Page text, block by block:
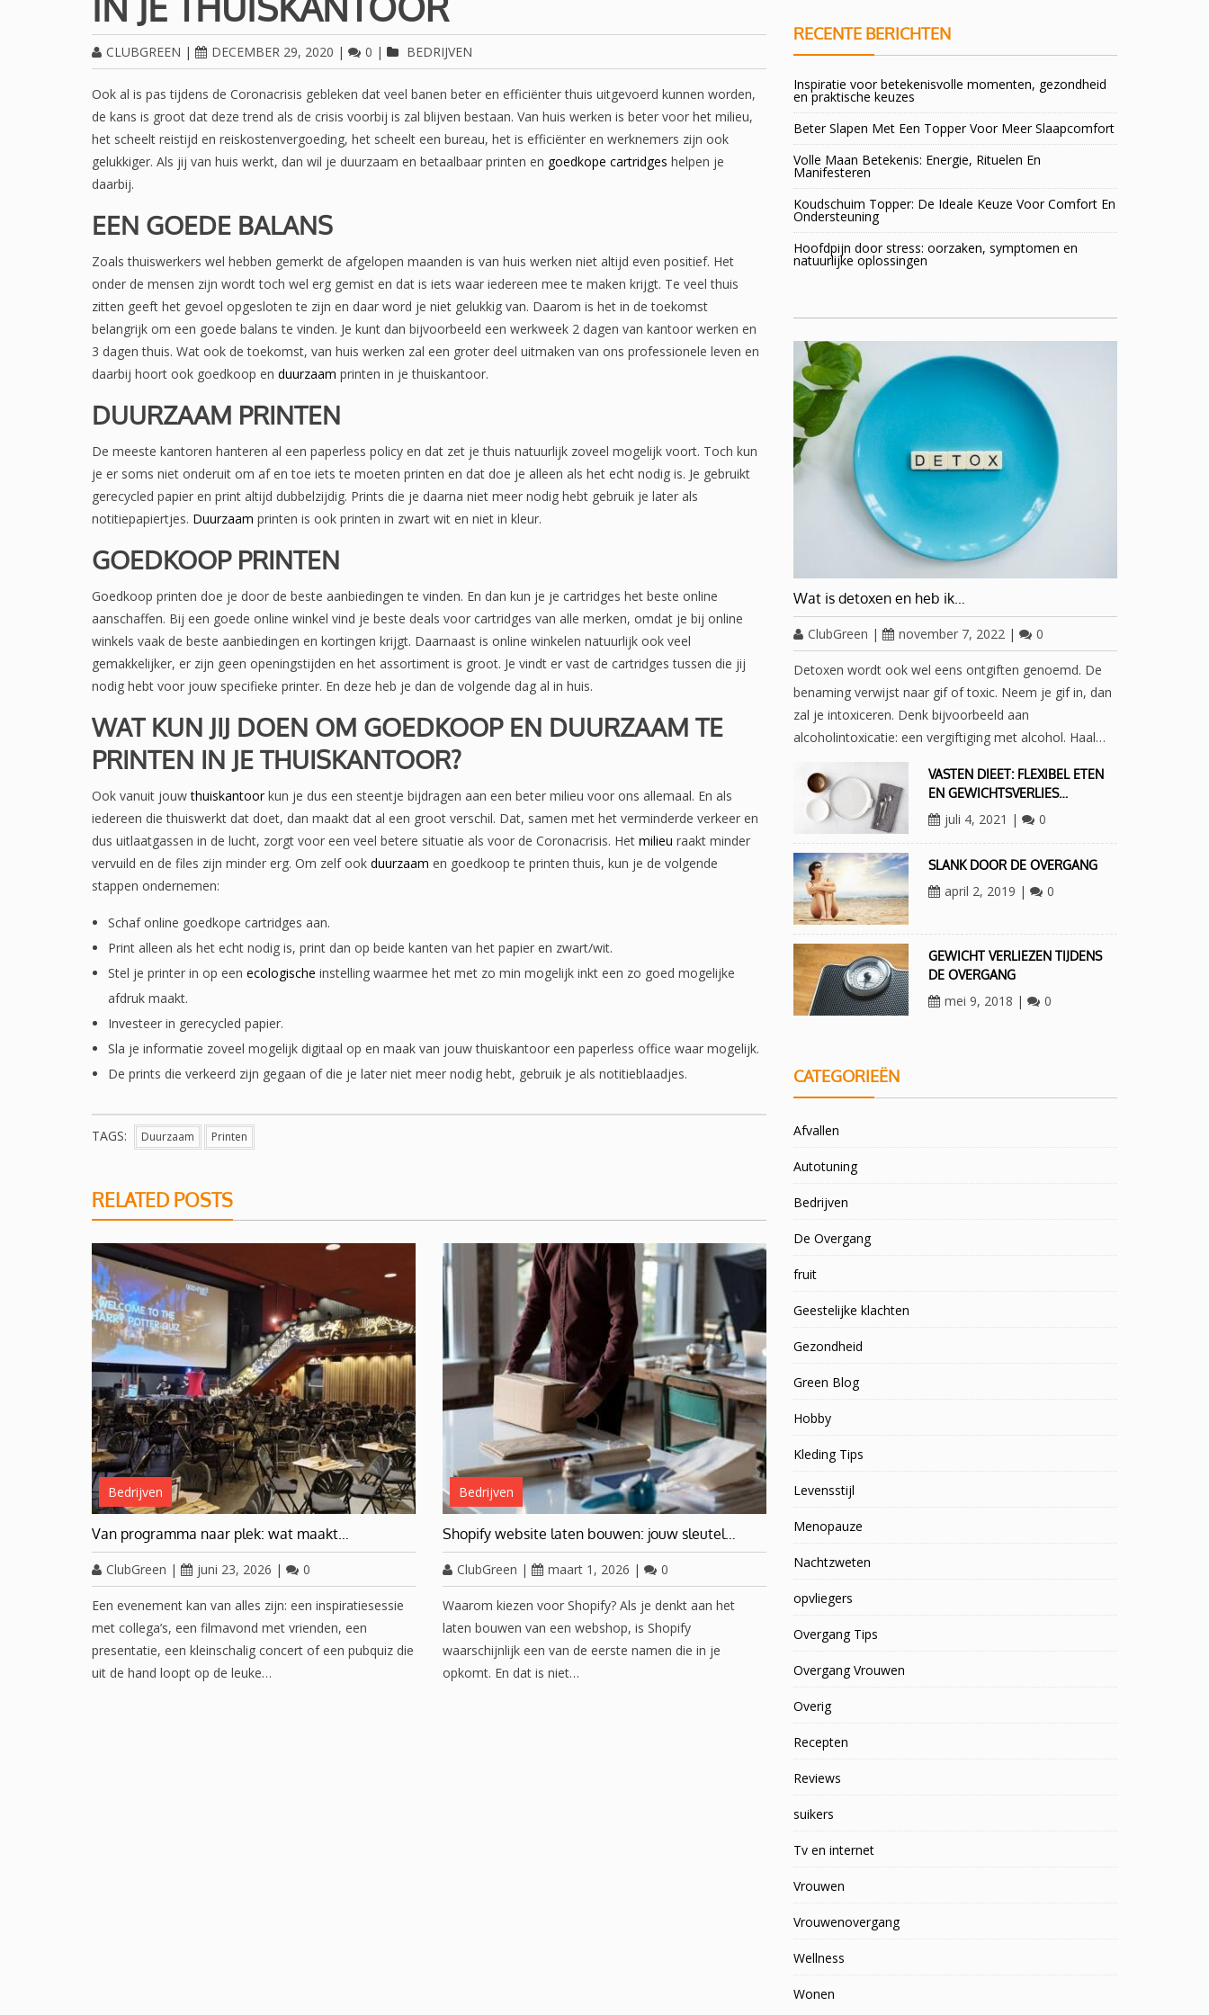
CLUBGREEN | DECEMBER 29, 2020 | 0 | BEDRIJVEN
Ook al is pas tijdens de Coronacrisis gebleken dat veel banen beter en efficiënter thuis uitgevoerd kunnen worden,
de kans is groot dat deze trend als de crisis voorbij is zal blijven bestaan. Van huis werken is beter voor het milieu,
het scheelt reistijd en reiskostenvergoeding, het scheelt een bureau, het is efficiënter en werknemers zijn ook
gelukkiger. Als jij van huis werkt, dan wil je duurzaam en betaalbaar printen en goedkope cartridges helpen je
daarbij.
EEN GOEDE BALANS
Zoals thuiswerkers wel hebben gemerkt de afgelopen maanden is van huis werken niet altijd even positief. Het
onder de mensen zijn wordt toch wel erg gemist en dat is iets waar iedereen mee te maken krijgt. Te veel thuis
zitten geeft het gevoel opgesloten te zijn en daar word je niet gelukkig van. Daarom is het in de toekomst
belangrijk om een goede balans te vinden. Je kunt dan bijvoorbeeld een werkweek 2 dagen van kantoor werken en
3 dagen thuis. Wat ook de toekomst, van huis werken zal een groter deel uitmaken van ons professionele leven en
daarbij hoort ook goedkoop en duurzaam printen in je thuiskantoor.
DUURZAAM PRINTEN
De meeste kantoren hanteren al een paperless policy en dat zet je thuis natuurlijk zoveel mogelijk voort. Toch kun
je er soms niet onderuit om af en toe iets te moeten printen en dat doe je alleen als het echt nodig is. Je gebruikt
gerecycled papier en print altijd dubbelzijdig. Prints die je daarna niet meer nodig hebt gebruik je later als
notitiepapiertjes. Duurzaam printen is ook printen in zwart wit en niet in kleur.
GOEDKOOP PRINTEN
Goedkoop printen doe je door de beste aanbiedingen te vinden. En dan kun je je cartridges het beste online
aanschaffen. Bij een goede online winkel vind je beste deals voor cartridges van alle merken, omdat je bij online
winkels vaak de beste aanbiedingen en kortingen krijgt. Daarnaast is online winkelen natuurlijk ook veel
gemakkelijker, er zijn geen openingstijden en het assortiment is groot. Je vindt er vast de cartridges tussen die jij
nodig hebt voor jouw specifieke printer. En deze heb je dan de volgende dag al in huis.
WAT KUN JIJ DOEN OM GOEDKOOP EN DUURZAAM TE
PRINTEN IN JE THUISKANTOOR?
Ook vanuit jouwthuiskantoorkun je dus een steentje bijdragen aan een beter milieu voor ons allemaal. En als
iedereen die thuiswerkt dat doet, dan maakt dat al een groot verschil. Dat, samen met het verminderde verkeer en
dus uitlaatgassen in de lucht, zorgt voor een veel betere situatie als voor de Coronacrisis. Het milieu raakt minder
vervuild en de files zijn minder erg. Om zelf ook duurzaam en goedkoop te printen thuis, kun je de volgende
stappen ondernemen:
Schaf online goedkope cartridges aan.
Print alleen als het echt nodig is, print dan op beide kanten van het papier en zwart/wit.
Stel je printer in op een ecologische instelling waarmee het met zo min mogelijk inkt een zo goed mogelijke
afdruk maakt.
Investeer in gerecycled papier.
Sla je informatie zoveel mogelijk digitaal op en maak van jouw thuiskantoor een paperless office waar mogelijk.
De prints die verkeerd zijn gegaan of die je later niet meer nodig hebt, gebruik je als notitieblaadjes.
TAGS: Duurzaam Printen
RELATED POSTS
Bedrijven
Van programma naar plek: wat maakt…
ClubGreen | juni 23, 2026 | 0
Een evenement kan van alles zijn: een inspiratiesessie
met collega’s, een filmavond met vrienden, een
presentatie, een kleinschalig concert of een pubquiz die
uit de hand loopt op de leuke…
Bedrijven
Shopify website laten bouwen: jouw sleutel…
ClubGreen | maart 1, 2026 | 0
Waarom kiezen voor Shopify? Als je denkt aan het
laten bouwen van een webshop, is Shopify
waarschijnlijk een van de eerste namen die in je
opkomt. En dat is niet…
RECENTE BERICHTEN
Inspiratie voor betekenisvolle momenten, gezondheid
en praktische keuzes
Beter Slapen Met Een Topper Voor Meer Slaapcomfort
Volle Maan Betekenis: Energie, Rituelen En
Manifesteren
Koudschuim Topper: De Ideale Keuze Voor Comfort En
Ondersteuning
Hoofdpijn door stress: oorzaken, symptomen en
natuurlijke oplossingen
Wat is detoxen en heb ik…
ClubGreen | november 7, 2022 | 0
Detoxen wordt ook wel eens ontgiften genoemd. De
benaming verwijst naar gif of toxic. Neem je gif in, dan
zal je intoxiceren. Denk bijvoorbeeld aan
alcoholintoxicatie: een vergiftiging met alcohol. Haal…
VASTEN DIEET: FLEXIBEL ETEN
EN GEWICHTSVERLIES…
juli 4, 2021 | 0
SLANK DOOR DE OVERGANG
april 2, 2019 | 0
GEWICHT VERLIEZEN TIJDENS
DE OVERGANG
mei 9, 2018 | 0
CATEGORIEËN
Afvallen
Autotuning
Bedrijven
De Overgang
fruit
Geestelijke klachten
Gezondheid
Green Blog
Hobby
Kleding Tips
Levensstijl
Menopauze
Nachtzweten
opvliegers
Overgang Tips
Overgang Vrouwen
Overig
Recepten
Reviews
suikers
Tv en internet
Vrouwen
Vrouwenovergang
Wellness
Wonen